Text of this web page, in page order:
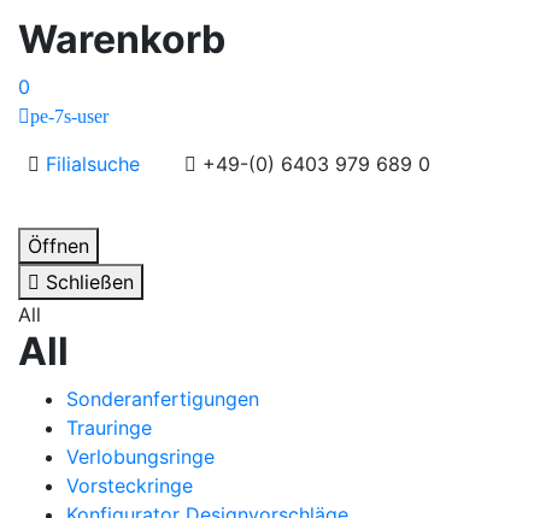
Warenkorb
0
pe-7s-user
Filialsuche +49-(0) 6403 979 689 0
Öffnen
Schließen
All
All
Sonderanfertigungen
Trauringe
Verlobungsringe
Vorsteckringe